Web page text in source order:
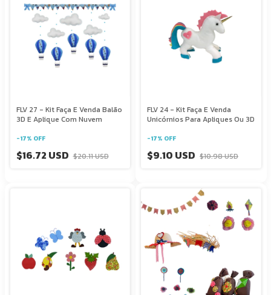
FLV 27 - Kit Faça E Venda Balão
3D E Aplique Com Nuvem
-17% OFF
$16.72 USD $20.11 USD
FLV 24 - Kit Faça E Venda
Unicórnios Para Apliques Ou 3D
-17% OFF
$9.10 USD $10.98 USD